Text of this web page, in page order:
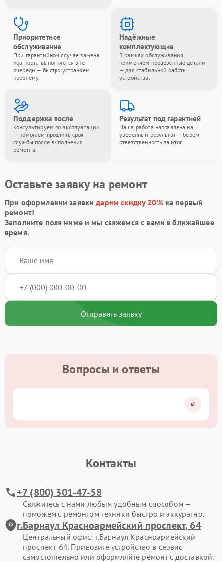
Приоритетное
обслуживание
При гарантийном случае замена
vga порта выполняется вне
очереди — быстро устраняем
проблему.
Надёжные
комплектующие
В рамках обслуживания
применяем проверенные детали
— для стабильной работы
устройства.
Поддержка после
Консультируем по эксплуатации
— помогаем продлить срок
службы после выполнения
ремонта.
Результат под гарантией
Наша работа направлена на
уверенный результат — берём
ответственность за итог.
Оставьте заявку на ремонт
При оформлении заявкидарим скидку 20%на первый
ремонт!
Заполните поля ниже и мы свяжемся с вами в ближайшее
время.
Отправить заявку
Вопросы и ответы
Контакты
+7 (800) 301-47-58
Свяжитесь с нами любым удобным способом —
поможем с ремонтом техники быстро и аккуратно.
г.Барнаул Красноармейский проспект, 64
Центральный офис: г.Барнаул Красноармейский
проспект, 64. Привозите устройство в сервис
самостоятельно или оформляйте ремонт с доставкой.